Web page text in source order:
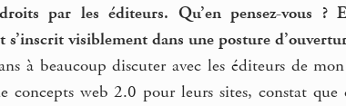
par les éditeurs. Qu’en pensez-vous ?
s’inscrit visiblement dans une posture
à beaucoup discuter avec les éditeurs de
concepts web 2.0 pour leurs sites, constat